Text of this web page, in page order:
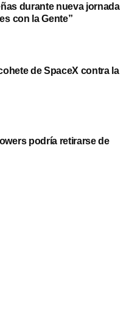
durante nueva jornada
con la Gente”
de SpaceX contra la
podría retirarse de